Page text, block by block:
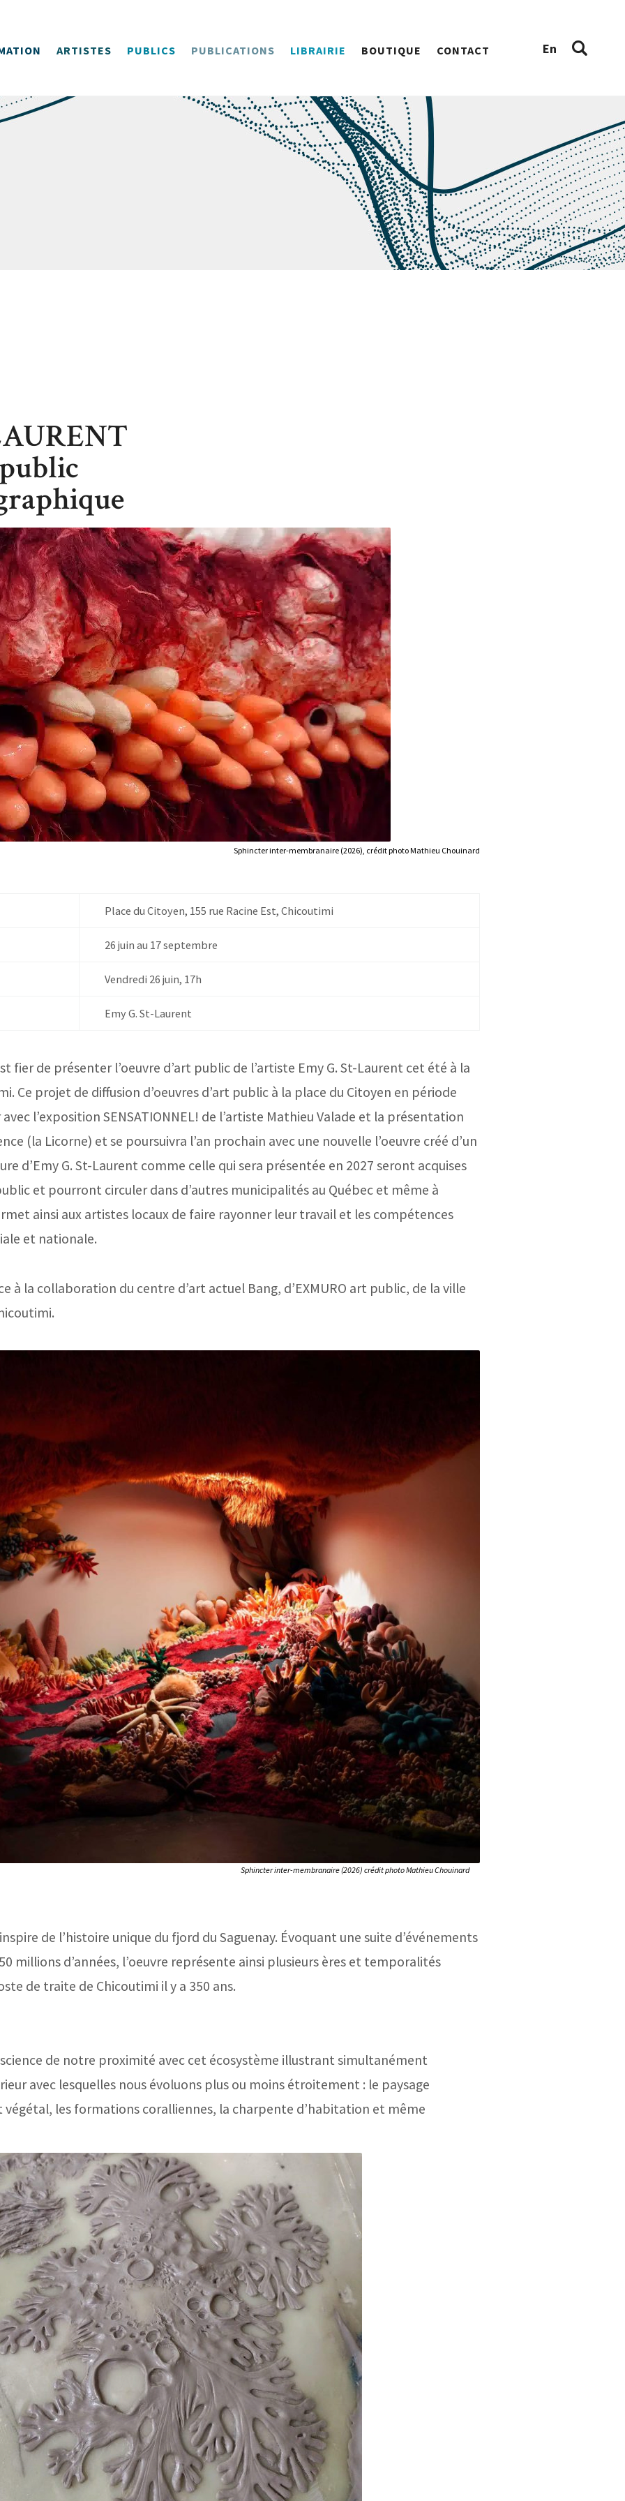
ARTISTES PUBLICS PUBLICATIONS LIBRAIRIE BOUTIQUE CONTACT En
Sphincter inter-membranaire (2026), crédit photo Mathieu Chouinard
Place du Citoyen, 155 rue Racine Est, Chicoutimi
26 juin au 17 septembre
Vendredi 26 juin, 17h
Emy G. St-Laurent
fier de présenter l’oeuvre d’art public de l’artiste Emy G. St-Laurent cet été à la
Ce projet de diffusion d’oeuvres d’art public à la place du Citoyen en période
l’exposition SENSATIONNEL! de l’artiste Mathieu Valade et la présentation
(la Licorne) et se poursuivra l’an prochain avec une nouvelle l’oeuvre créé d’un
d’Emy G. St-Laurent comme celle qui sera présentée en 2027 seront acquises
et pourront circuler dans d’autres municipalités au Québec et même à
ainsi aux artistes locaux de faire rayonner leur travail et les compétences
et nationale.
à la collaboration du centre d’art actuel Bang, d’EXMURO art public, de la ville
Sphincter inter-membranaire (2026) crédit photo Mathieu Chouinard
de l’histoire unique du fjord du Saguenay. Évoquant une suite d’événements
millions d’années, l’oeuvre représente ainsi plusieurs ères et temporalités
de traite de Chicoutimi il y a 350 ans.
de notre proximité avec cet écosystème illustrant simultanément
avec lesquelles nous évoluons plus ou moins étroitement : le paysage
les formations coralliennes, la charpente d’habitation et même